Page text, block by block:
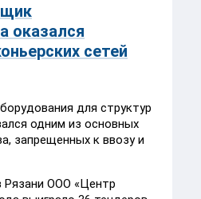
оказался
сетей
для структур
одним из основных
запрещенных к ввозу и
Рязани ООО «Центр